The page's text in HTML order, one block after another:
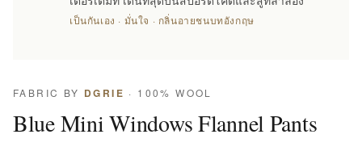
เป็นกันเอง · มั่นใจ · กลิ่นอายชนบทอังกฤษ
FABRIC BY DGRIE · 100% WOOL
Blue Mini Windows Flannel Pants